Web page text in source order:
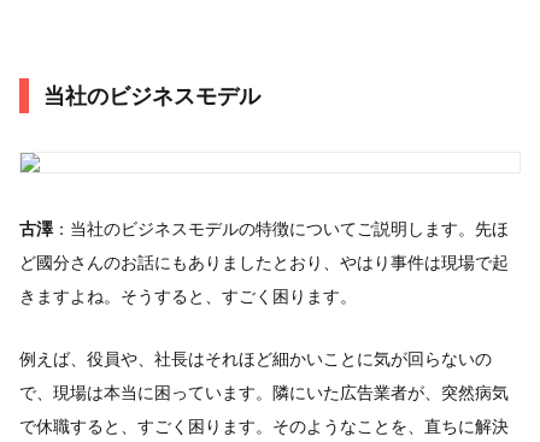
当社のビジネスモデル
古澤：当社のビジネスモデルの特徴についてご説明します。先ほ
ど國分さんのお話にもありましたとおり、やはり事件は現場で起
きますよね。そうすると、すごく困ります。
例えば、役員や、社長はそれほど細かいことに気が回らないの
で、現場は本当に困っています。隣にいた広告業者が、突然病気
で休職すると、すごく困ります。そのようなことを、直ちに解決